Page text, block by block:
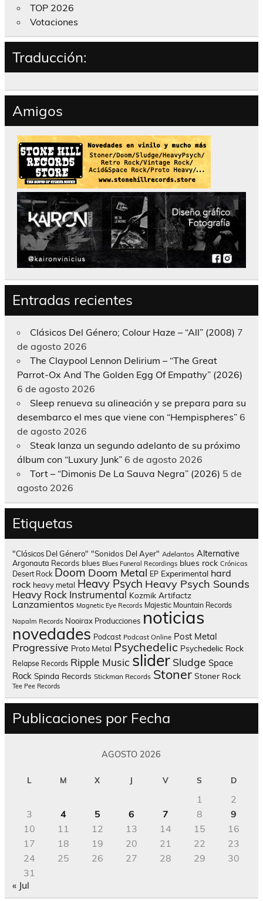
TOP 2026
Votaciones
Traducción:
Amigos
Entradas recientes
Clásicos Del Género; Colour Haze – “All” (2008) 7
de agosto 2026
The Claypool Lennon Delirium – “The Great
Parrot-Ox And The Golden Egg Of Empathy” (2026)
6 de agosto 2026
Sleep renueva su alineación y se prepara para su
desembarco el mes que viene con “Hempispheres” 6
de agosto 2026
Steak lanza un segundo adelanto de su próximo
álbum con “Luxury Junk” 6 de agosto 2026
Tort – “Dimonis De La Sauva Negra” (2026) 5 de
agosto 2026
Etiquetas
"Clásicos Del Género" "Sonidos Del Ayer" Adelantos Alternative
Argonauta Records blues Blues Funeral Recordings blues rock Crónicas
Desert Rock Doom Doom Metal EP Experimental hard
rock heavy metal Heavy Psych Heavy Psych Sounds
Heavy Rock Instrumental Kozmik Artifactz
Lanzamientos Magnetic Eye Records Majestic Mountain Records
Napalm Records Nooirax Producciones noticias
novedades Podcast Podcast Online Post Metal
Progressive Proto Metal Psychedelic Psychedelic Rock
Relapse Records Ripple Music slider Sludge Space
Rock Spinda Records Stickman Records Stoner Stoner Rock
Tee Pee Records
Publicaciones por Fecha
AGOSTO 2026
L M X J V S D
1
2
3
4 5 6 7 8
9
10
11 12 13 14 15
16
17
18 19 20 21 22
23
24
25 26 27 28 29
30
31
« Jul